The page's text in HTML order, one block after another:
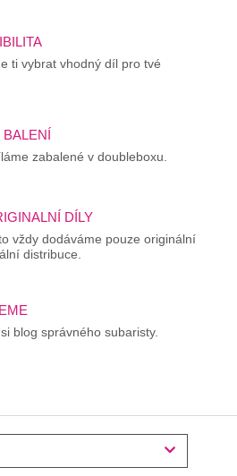
ti vybrat vhodný díl pro tvé
BALENÍ
zabalené v doubleboxu.
DÍLY
vždy dodáváme pouze originální
distribuce.
blog správného subaristy.